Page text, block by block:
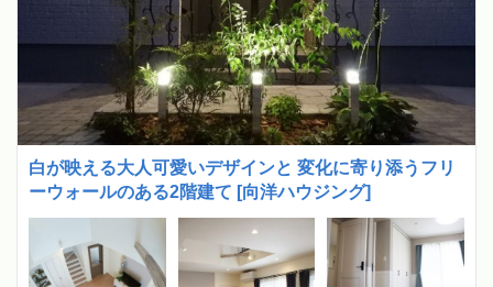
白が映える大人可愛いデザインと 変化に寄り添うフリ
ーウォールのある2階建て [向洋ハウジング]